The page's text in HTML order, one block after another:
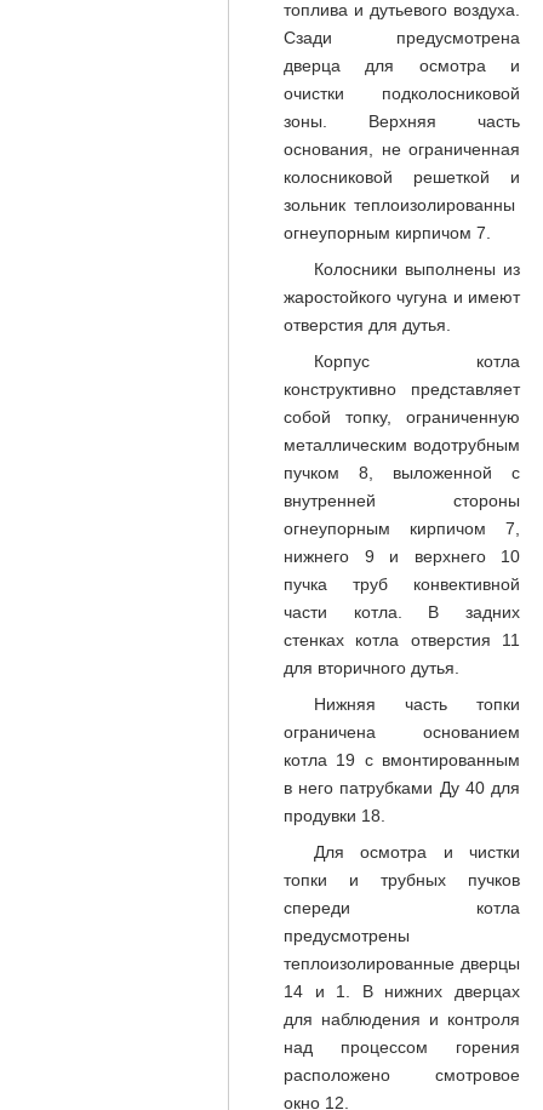
топлива и дутьевого воздуха.
Сзади предусмотрена
дверца для осмотра и
очистки подколосниковой
зоны. Верхняя часть
основания, не ограниченная
колосниковой решеткой и
зольник теплоизолированны
огнеупорным кирпичом 7.
Колосники выполнены из
жаростойкого чугуна и имеют
отверстия для дутья.
Корпус котла
конструктивно представляет
собой топку, ограниченную
металлическим водотрубным
пучком 8, выложенной с
внутренней стороны
огнеупорным кирпичом 7,
нижнего 9 и верхнего 10
пучка труб конвективной
части котла. В задних
стенках котла отверстия 11
для вторичного дутья.
Нижняя часть топки
ограничена основанием
котла 19 с вмонтированным
в него патрубками Ду 40 для
продувки 18.
Для осмотра и чистки
топки и трубных пучков
спереди котла
предусмотрены
теплоизолированные дверцы
14 и 1. В нижних дверцах
для наблюдения и контроля
над процессом горения
расположено смотровое
окно 12.